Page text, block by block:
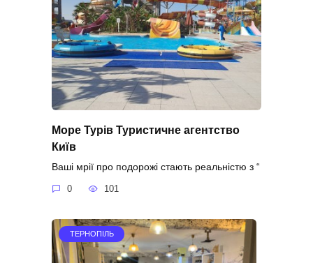
Море Турів Туристичне агентство
Київ
Ваші мрії про подорожі стають реальністю з “
0 101
ТЕРНОПІЛЬ